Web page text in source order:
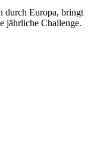
durch Europa, bringt
jährliche Challenge.